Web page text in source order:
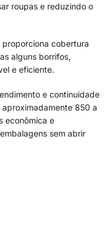
roupas e reduzindo o
cobertura
alguns borrifos,
e eficiente.
e continuidade
850 a
econômica e
sem abrir